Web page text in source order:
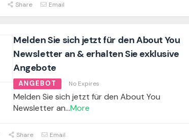
Share Email
Melden Sie sich jetzt für den About You
Newsletter an & erhalten Sie exklusive
Angebote
ANGEBOT No Expires
Melden Sie sich jetzt für den About You
Newsletter an...More
Share Email